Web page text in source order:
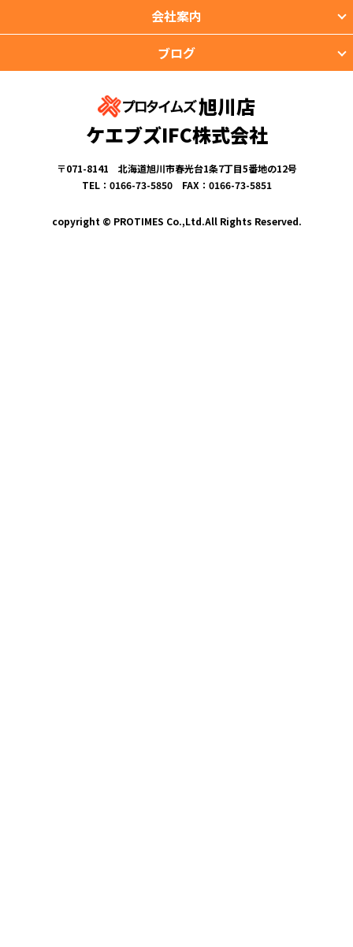
会社案内
ブログ
旭川店
ケエブズIFC株式会社
〒071-8141 北海道旭川市春光台1条7丁目5番地の12号
TEL：0166-73-5850 FAX：0166-73-5851
copyright © PROTIMES Co.,Ltd.All Rights Reserved.